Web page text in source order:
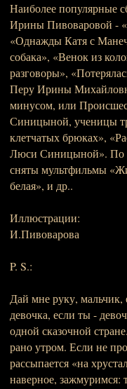
Наиболее популярные
Ирины Пивоваровой -
«Однажды Катя с
собака», «Венок из
разговоры»,
Перу Ирины
минусом, или
Синицыной, ученицы
клетчатых брюках»,
Люси Синицыной». По
сняты мультфильмы
белая», и др..
Иллюстрации:
И.Пивоварова
P. S.:
Дай мне руку, мальчик,
девочка, если ты -
одной сказочной
рано утром. Если не
рассыпается «на
наверное, зажмуримся: